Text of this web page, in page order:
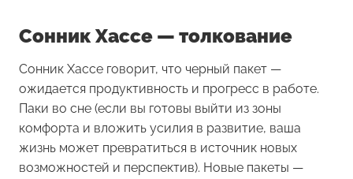
Сонник Хассе — толкование
Сонник Хассе говорит, что черный пакет —
ожидается продуктивность и прогресс в работе.
Паки во сне (если вы готовы выйти из зоны
комфорта и вложить усилия в развитие, ваша
жизнь может превратиться в источник новых
возможностей и перспектив). Новые пакеты —